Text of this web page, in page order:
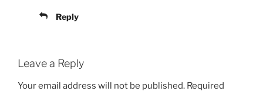
Reply
Leave a Reply
Your email address will not be published. Required